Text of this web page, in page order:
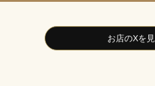
お店のXを